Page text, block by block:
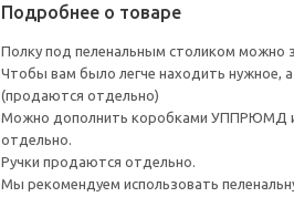
Подробнее о товаре
Полку под пеленальным столиком можно
Чтобы вам было легче находить нужное,
(продаются отдельно)
Можно дополнить коробками УППРЮМД и
отдельно.
Ручки продаются отдельно.
Мы рекомендуем использовать